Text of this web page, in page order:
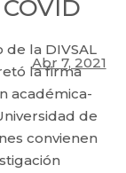
Abr 7, 2021
la DIVSAL
la firma
académica-
de
convienen